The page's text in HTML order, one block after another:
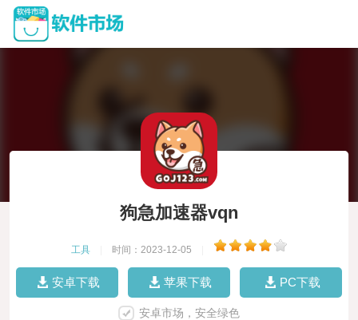
狗急加速器vqn
工具 时间：2023-12-05
安卓下载 苹果下载 PC下载
安卓市场，安全绿色